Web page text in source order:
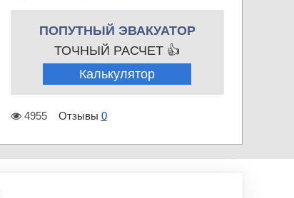
ПОПУТНЫЙ ЭВАКУАТОР
ТОЧНЫЙ РАСЧЕТ 👍
Калькулятор
4955 Отзывы 0